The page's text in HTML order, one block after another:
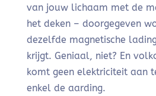
van jouw lichaam met de
het deken – doorgegeven
dezelfde magnetische
krijgt. Geniaal, niet? En
komt geen elektriciteit aan
enkel de aarding.